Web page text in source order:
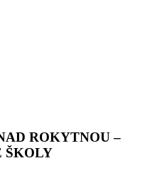
ROKYTNOU –
ŠKOLY